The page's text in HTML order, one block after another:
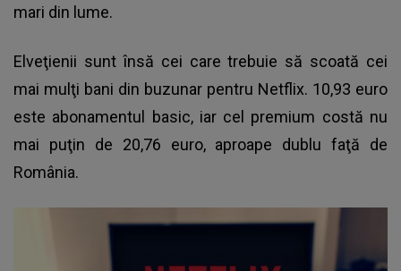
mari din lume.
Elveţienii sunt însă cei care trebuie să scoată cei
mai mulţi bani din buzunar pentru Netflix. 10,93 euro
este abonamentul basic, iar cel premium costă nu
mai puţin de 20,76 euro, aproape dublu faţă de
România.